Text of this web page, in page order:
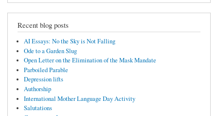
Recent blog posts
AI Essays: No the Sky is Not Falling
Ode to a Garden Slug
Open Letter on the Elimination of the Mask Mandate
Parboiled Parable
Depression lifts
Authorship
International Mother Language Day Activity
Salutations